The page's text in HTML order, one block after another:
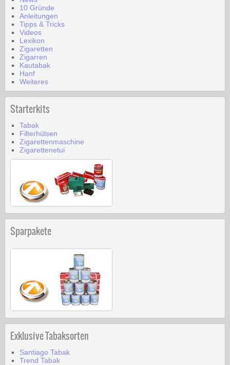
10 Gründe
Anleitungen
Tipps & Tricks
Videos
Lexikon
Zigaretten
Zigarren
Kautabak
Hanf
Weiteres
Starterkits
Tabak
Filterhülsen
Zigarettenmaschine
Zigarettenetui
Sparpakete
Exklusive Tabaksorten
Santiago Tabak
Trend Tabak